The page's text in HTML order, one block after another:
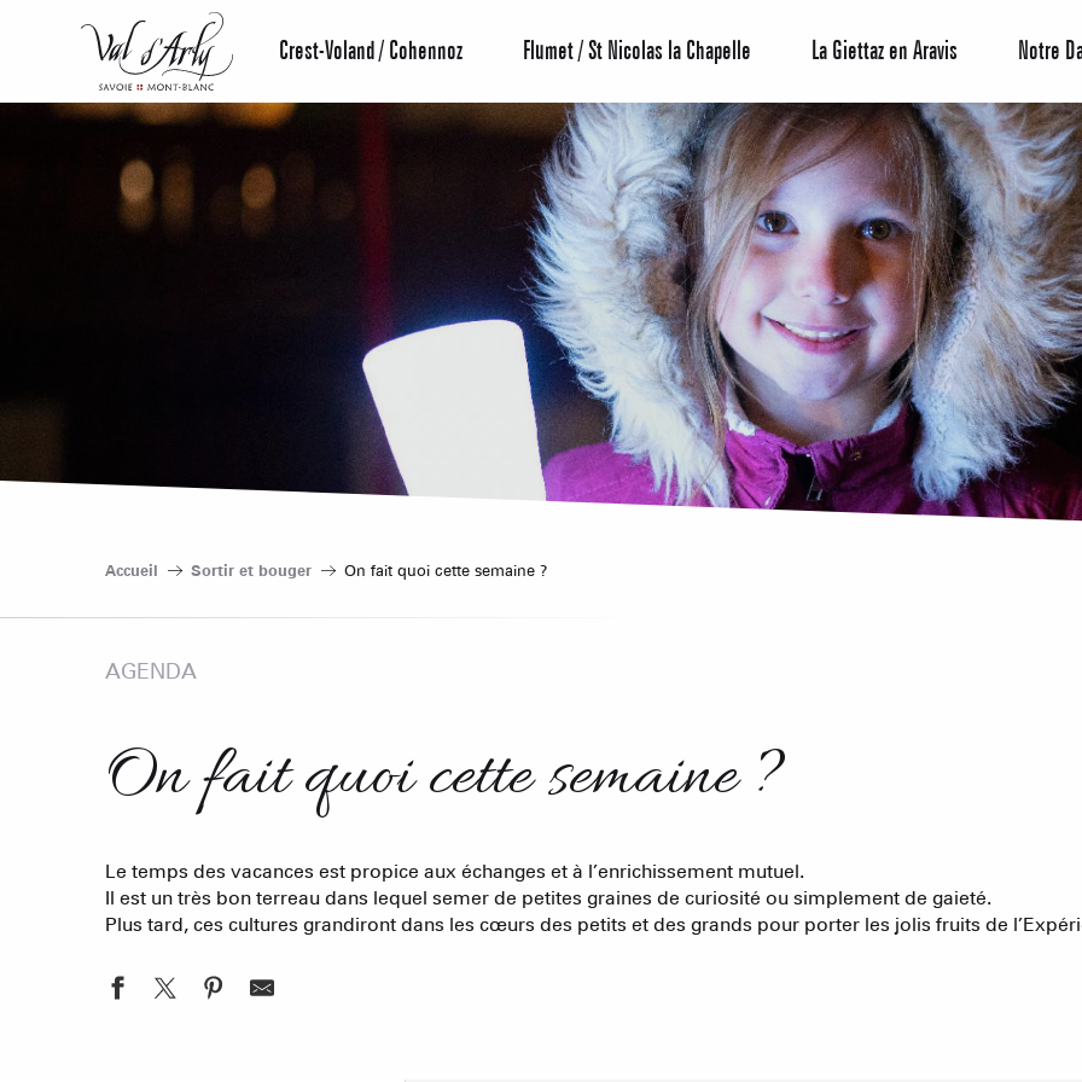
principal
CREST-
Centrale de
Résidences
Crest-Voland / Cohennoz Flumet / St Nicolas la Chapelle La Giettaz en Aravis Notre
Accueil Sortir et bouger On fait quoi cette semaine ?
AGENDA
On fait quoi cette semaine ?
Le temps des vacances est propice aux échanges et à l’enrichissement mutuel.
Il est un très bon terreau dans lequel semer de petites graines de curiosité ou simplement de gaieté.
Plus tard, ces cultures grandiront dans les cœurs des petits et des grands pour porter les jolis fruits de